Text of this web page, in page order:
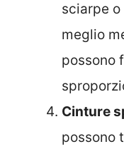
sciarpe
meglio
possono
Cinture
possono